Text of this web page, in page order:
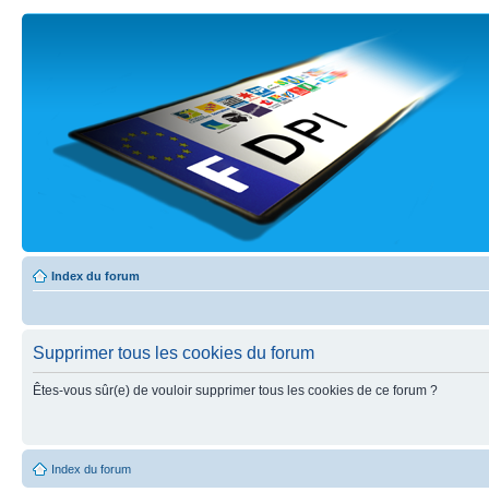
Index du forum
Supprimer tous les cookies du forum
Êtes-vous sûr(e) de vouloir supprimer tous les cookies de ce forum ?
Index du forum